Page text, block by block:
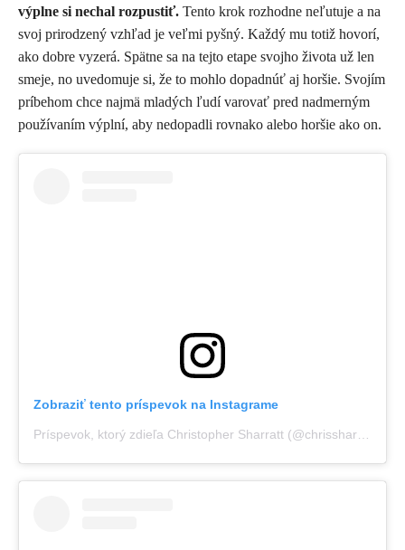
výplne si nechal rozpustiť. Tento krok rozhodne neľutuje a na
svoj prirodzený vzhľad je veľmi pyšný. Každý mu totiž hovorí,
ako dobre vyzerá. Spätne sa na tejto etape svojho života už len
smeje, no uvedomuje si, že to mohlo dopadnúť aj horšie. Svojím
príbehom chce najmä mladých ľudí varovať pred nadmerným
používaním výplní, aby nedopadli rovnako alebo horšie ako on.
Zobraziť tento príspevok na Instagrame
Príspevok, ktorý zdieľa Christopher Sharratt (@chrissharratt_)